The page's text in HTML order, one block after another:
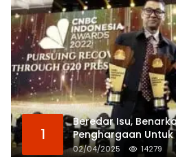
1
Beredar Isu,
Penghargaan Untuk
02/04/2025 14279